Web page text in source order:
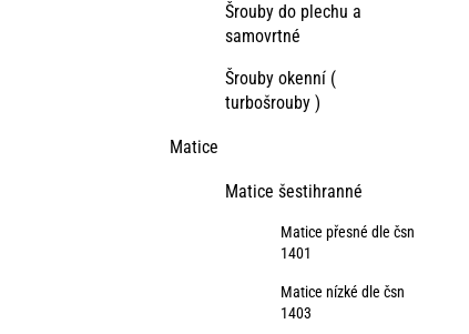
Šrouby do plechu a
samovrtné
Šrouby okenní (
turbošrouby )
Matice
Matice šestihranné
Matice přesné dle čsn
1401
Matice nízké dle čsn
1403